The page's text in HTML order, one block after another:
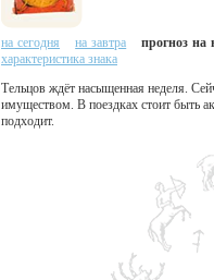
на сегодня на завтра
прогноз на
характеристика знака
Тельцов ждёт насыщенная неделя.
имуществом. В поездках стоит быть
подходит.